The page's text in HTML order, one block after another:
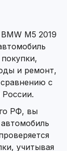
M5 2019
и ремонт,
с
РФ, вы
учитывая